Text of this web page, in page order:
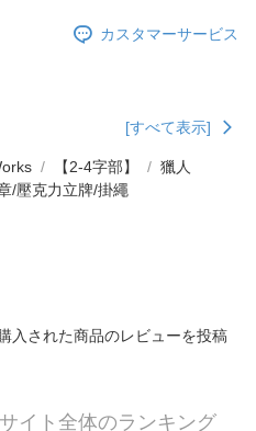
カスタマーサービス
[すべて表示]
【2-4字部】
獵人
/壓克力立牌/掛繩
入された商品のレビューを投稿
サイト全体のランキング